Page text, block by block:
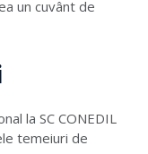
un cuvânt de
la SC CONEDIL
temeiuri de